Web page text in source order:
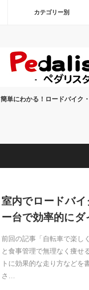
カテゴリー別
簡単にわかる！ロードバイク
室内でロードバ
ー台で効率的に
前回の記事「自転車で楽し
と食事管理で無理なく痩せ
トに効果的な走り方などを
さ…